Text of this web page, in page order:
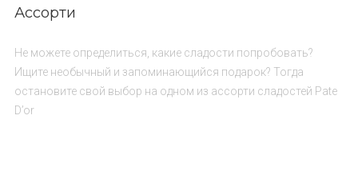
Ассорти
Не можете определиться, какие сладости попробовать?
Ищите необычный и запоминающийся подарок? Тогда
остановите свой выбор на одном из ассорти сладостей Pate
D’or